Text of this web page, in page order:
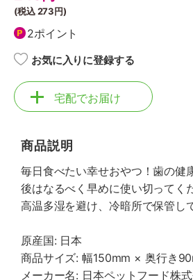
(税込273円)
2ポイント
お気に入りに登録する
宅配でお届け
商品説明
毎日食べたい幸せおやつ！歯の健
後はなるべく早めに使い切ってく
高温多湿を避け、冷暗所で保管し
原産国: 日本
商品サイズ: 幅150mm × 奥行き
メーカー名: 日本ペットフード株